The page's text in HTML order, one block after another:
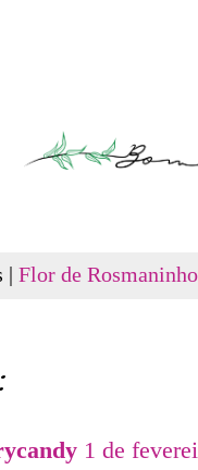
| Flor de
1 de